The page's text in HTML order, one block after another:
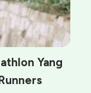
Yang